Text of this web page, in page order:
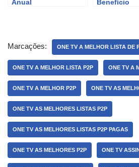
Anual
Benefício
Marcações: ONE TV A MELHOR LISTA DE
ONE TV A MELHOR LISTA P2P ONE TV A
ONE TV A MELHOR P2P ONE TV AS
ONE TV AS MELHORES LISTAS P2P
ONE TV AS MELHORES LISTAS P2P PAGAS
ONE TV AS MELHORES P2P ONE TV